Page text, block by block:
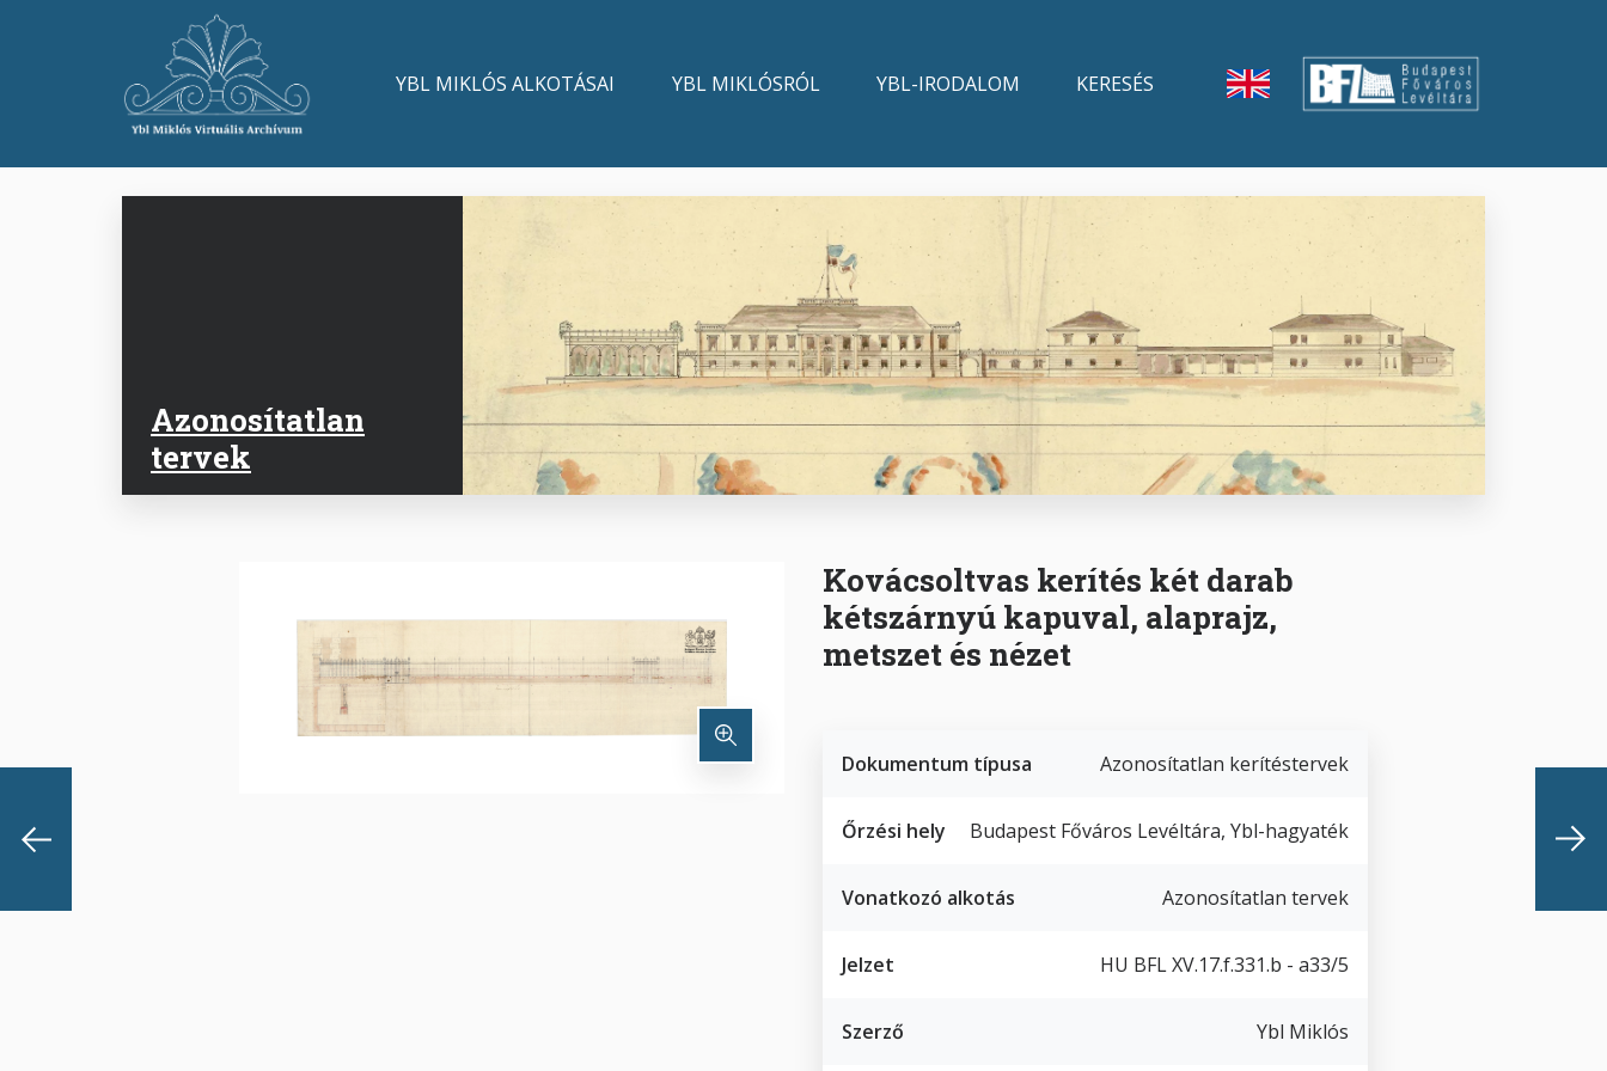
MainYBL MIKLÓS ALKOTÁSAI YBL MIKLÓSRÓL YBL-IRODALOM KERESÉS
Azonosítatlan
tervek
Kovácsoltvas kerítés két darab
kétszárnyú kapuval, alaprajz,
metszet és nézet
Dokumentum típusa Azonosítatlan kerítéstervek
Őrzési hely Budapest Főváros Levéltára, Ybl-hagyaték
Vonatkozó alkotás Azonosítatlan tervek
Jelzet HU BFL XV.17.f.331.b - a33/5
Szerző Ybl Miklós